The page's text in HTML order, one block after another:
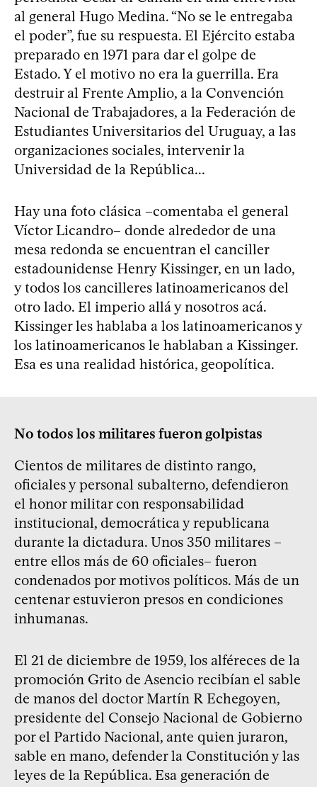
al general Hugo Medina. “No se le entregaba
el poder”, fue su respuesta. El Ejército estaba
preparado en 1971 para dar el golpe de
Estado. Y el motivo no era la guerrilla. Era
destruir al Frente Amplio, a la Convención
Nacional de Trabajadores, a la Federación de
Estudiantes Universitarios del Uruguay, a las
organizaciones sociales, intervenir la
Universidad de la República...
Hay una foto clásica –comentaba el general
Víctor Licandro– donde alrededor de una
mesa redonda se encuentran el canciller
estadounidense Henry Kissinger, en un lado,
y todos los cancilleres latinoamericanos del
otro lado. El imperio allá y nosotros acá.
Kissinger les hablaba a los latinoamericanos y
los latinoamericanos le hablaban a Kissinger.
Esa es una realidad histórica, geopolítica.
No todos los militares fueron golpistas
Cientos de militares de distinto rango,
oficiales y personal subalterno, defendieron
el honor militar con responsabilidad
institucional, democrática y republicana
durante la dictadura. Unos 350 militares –
entre ellos más de 60 oficiales– fueron
condenados por motivos políticos. Más de un
centenar estuvieron presos en condiciones
inhumanas.
El 21 de diciembre de 1959, los alféreces de la
promoción Grito de Asencio recibían el sable
de manos del doctor Martín R Echegoyen,
presidente del Consejo Nacional de Gobierno
por el Partido Nacional, ante quien juraron,
sable en mano, defender la Constitución y las
leyes de la República. Esa generación de